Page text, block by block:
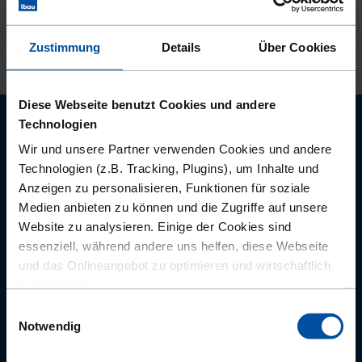
Zustimmung Details Über Cookies
Diese Webseite benutzt Cookies und andere
Technologien
Wir und unsere Partner verwenden Cookies und andere
Technologien (z.B. Tracking, Plugins), um Inhalte und
Anzeigen zu personalisieren, Funktionen für soziale
Medien anbieten zu können und die Zugriffe auf unsere
Website zu analysieren. Einige der Cookies sind
essenziell, während andere uns helfen, diese Webseite
und das Onlineangebot zu optimieren und wirtschaftlich
Außerdem geben wir Informationen zu Ihrer Verwendung
unserer Website an unsere Partner für soziale Medien,
Notwendig
SENDEN
Kabelleitungstiefbau
Straßen, Wege, Plätze
ibau Xplorer
Bauprojekte
Ausschreibungen
Wissenswertes
Karriere
Kontakt